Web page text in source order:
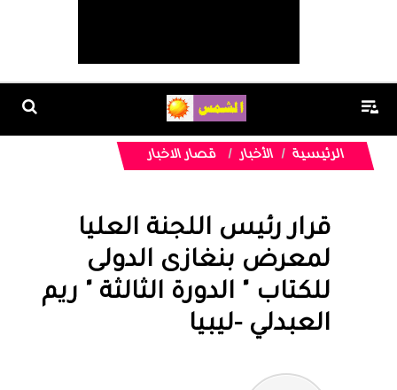
الرئيسية الأخبار قصار الاخبار
قرار رئيس اللجنة العليا
لمعرض بنغازى الدولى
للكتاب " الدورة الثالثة " ريم
العبدلي -ليبيا